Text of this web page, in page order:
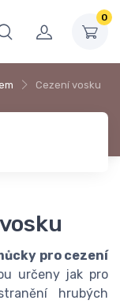
0
Cezení vosku
pro cezení
určeny jak pro
hrubých